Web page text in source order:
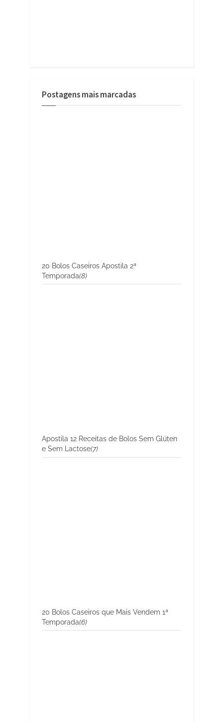
Postagens mais marcadas
20 Bolos Caseiros Apostila 2ª
Temporada(8)
Apostila 12 Receitas de Bolos Sem Glúten
e Sem Lactose(7)
20 Bolos Caseiros que Mais Vendem 1ª
Temporada(6)